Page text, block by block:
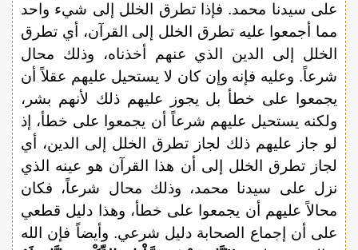
على سيدنا محمد. فإذا تطرق الخلل إلى شيء واحد
مما أجمعوا عليه تطرق الخلل إلى القرآن، أي تطرق
الخلل إلى الدين الذي عنهم أخذناه، وذلك محال
شرعاً. وعليه فإنه وإن كان لا يستحيل عليهم عقلاً أن
يجمعوا على خطأ بل يجوز عليهم ذلك لأنهم بشر،
ولكنه يستحيل عليهم شرعاً أن يجمعوا على خطأ، إذ
لو جاز عليهم ذلك لجاز تطرق الخلل إلى الدين، أي
لجاز تطرق الخلل إلى أن هذا القرآن هو عينه الذي
نزل على سيدنا محمد، وذلك محال شرعاً، فكان
محالاً عليهم أن يجمعوا على خطأ، وهذا دليل قطعي
على أن إجماع الصحابة دليل شرعي. وأيضاً فإن الله